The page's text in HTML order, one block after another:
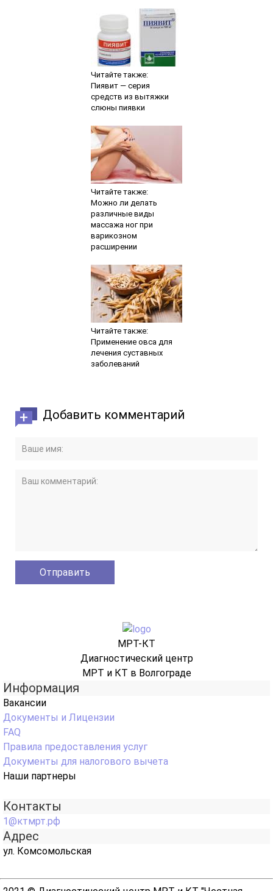
Читайте также:
Пиявит — серия
средств из вытяжки
слюны пиявки
Читайте также:
Можно ли делать
различные виды
массажа ног при
варикозном
расширении
Читайте также:
Применение овса для
лечения суставных
заболеваний
Добавить комментарий
МРТ-КТ
Диагностический центр
МРТ и КТ в Волгограде
Информация
Вакансии
Документы и Лицензии
FAQ
Правила предоставления услуг
Документы для налогового вычета
Наши партнеры
Контакты
1@ктмрт.рф
Адрес
ул. Комсомольская